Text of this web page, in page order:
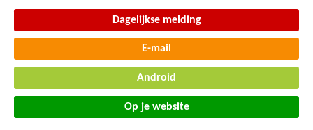
Dagelijkse melding
E-mail
Android
Op je website